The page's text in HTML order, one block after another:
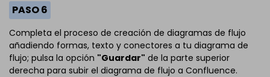
PASO 6
Completa el proceso de creación de diagramas de flujo
añadiendo formas, texto y conectores a tu diagrama de
flujo; pulsa la opción "Guardar" de la parte superior
derecha para subir el diagrama de flujo a Confluence.